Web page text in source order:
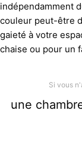
indépendamment
couleur peut-être
gaieté à votre
chaise ou pour un
Si vous
une